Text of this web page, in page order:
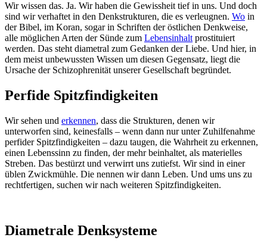
Wir wissen das. Ja. Wir haben die Gewissheit tief in uns. Und doch
sind wir verhaftet in den Denkstrukturen, die es verleugnen. Wo in
der Bibel, im Koran, sogar in Schriften der östlichen Denkweise,
alle möglichen Arten der Sünde zum Lebensinhalt prostituiert
werden. Das steht diametral zum Gedanken der Liebe. Und hier, in
dem meist unbewussten Wissen um diesen Gegensatz, liegt die
Ursache der Schizophrenität unserer Gesellschaft begründet.
Perfide Spitzfindigkeiten
Wir sehen und erkennen, dass die Strukturen, denen wir
unterworfen sind, keinesfalls – wenn dann nur unter Zuhilfenahme
perfider Spitzfindigkeiten – dazu taugen, die Wahrheit zu erkennen,
einen Lebenssinn zu finden, der mehr beinhaltet, als materielles
Streben. Das bestürzt und verwirrt uns zutiefst. Wir sind in einer
üblen Zwickmühle. Die nennen wir dann Leben. Und ums uns zu
rechtfertigen, suchen wir nach weiteren Spitzfindigkeiten.
Diametrale Denksysteme